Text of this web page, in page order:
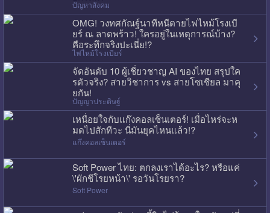
ปัญหาสังคม
OMG! วงทศกัณฐ์นาทีหนีตายไฟไหม้โรงเบี
ยร์ ณ ลาดพร้าว! ใครอยู่ในเหตุการณ์บ้าง?
คือระทึกจริงปะเนี่ย!?
ไฟไหม้โรงเบียร์
จัดอันดับ 10 ผู้เชี่ยวชาญ AI ของไทย สรุปใค
รตัวจริง? สายวิชาการ vs สายโซเชียล มาคุ
ยกัน!
ปัญญาประดิษฐ์
เหนื่อยใจกับแก๊งคอลเซ็นเตอร์! เมื่อไหร่จะห
มดไปสักทีวะ นี่มันยุคไหนแล้ว!?
แก๊งคอลเซ็นเตอร์
Soft Power ไทย: ตกลงเราได้อะไร? หรือแค่
\'ผักชีโรยหน้า\' รอวันโรยรา?
Soft Power